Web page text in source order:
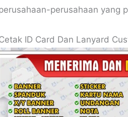
perusahaan yang
ID Card Dan Lanyard